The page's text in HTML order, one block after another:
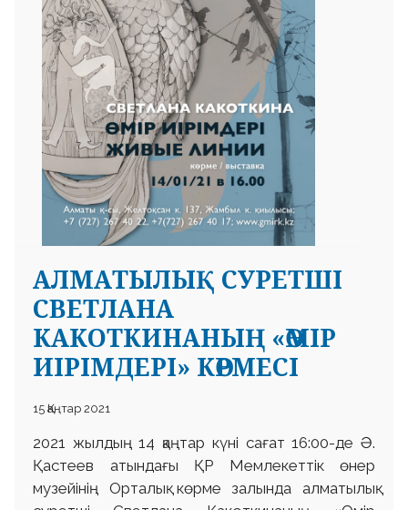
АЛМАТЫЛЫҚ СУРЕТШІ
СВЕТЛАНА
КАКОТКИНАНЫҢ «ӨМІР
ИІРІМДЕРІ» КӨРМЕСІ
15 Қаңтар 2021
2021 жылдың 14 қаңтар күні сағат 16:00-де Ә.
Қастеев атындағы ҚР Мемлекеттік өнер
музейінің Орталық көрме залында алматылық